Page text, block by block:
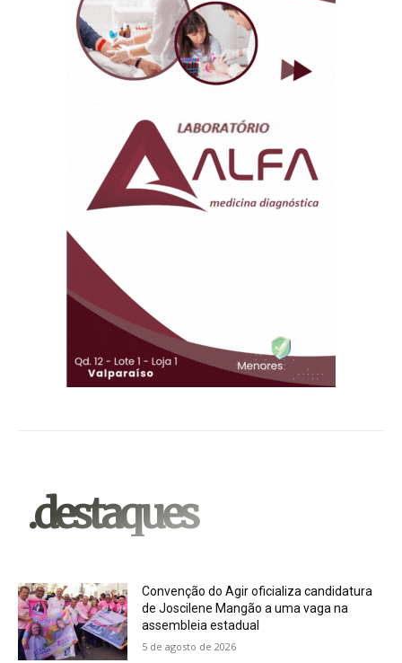
.destaques
Convenção do Agir oficializa candidatura
de Joscilene Mangão a uma vaga na
assembleia estadual
5 de agosto de 2026